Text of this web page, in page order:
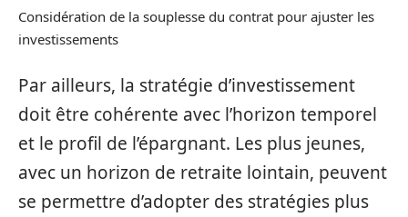
Considération de la souplesse du contrat pour ajuster les
investissements
Par ailleurs, la stratégie d’investissement
doit être cohérente avec l’horizon temporel
et le profil de l’épargnant. Les plus jeunes,
avec un horizon de retraite lointain, peuvent
se permettre d’adopter des stratégies plus